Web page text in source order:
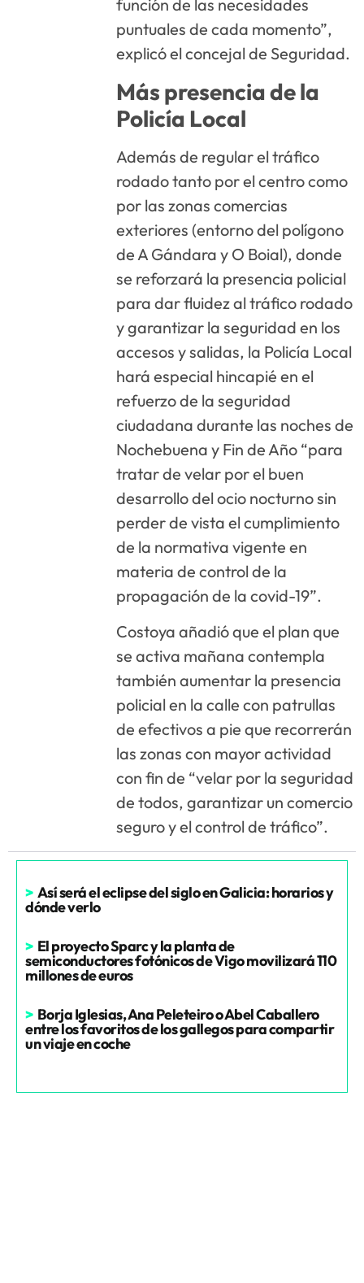
función de las necesidades
puntuales de cada momento”,
explicó el concejal de Seguridad.
Más presencia de la
Policía Local
Además de regular el tráfico
rodado tanto por el centro como
por las zonas comercias
exteriores (entorno del polígono
de A Gándara y O Boial), donde
se reforzará la presencia policial
para dar fluidez al tráfico rodado
y garantizar la seguridad en los
accesos y salidas, la Policía Local
hará especial hincapié en el
refuerzo de la seguridad
ciudadana durante las noches de
Nochebuena y Fin de Año “para
tratar de velar por el buen
desarrollo del ocio nocturno sin
perder de vista el cumplimiento
de la normativa vigente en
materia de control de la
propagación de la covid-19”.
Costoya añadió que el plan que
se activa mañana contempla
también aumentar la presencia
policial en la calle con patrullas
de efectivos a pie que recorrerán
las zonas con mayor actividad
con fin de “velar por la seguridad
de todos, garantizar un comercio
seguro y el control de tráfico”.
> Así será el eclipse del siglo en Galicia: horarios y
dónde verlo
> El proyecto Sparc y la planta de
semiconductores fotónicos de Vigo movilizará 110
millones de euros
> Borja Iglesias, Ana Peleteiro o Abel Caballero
entre los favoritos de los gallegos para compartir
un viaje en coche